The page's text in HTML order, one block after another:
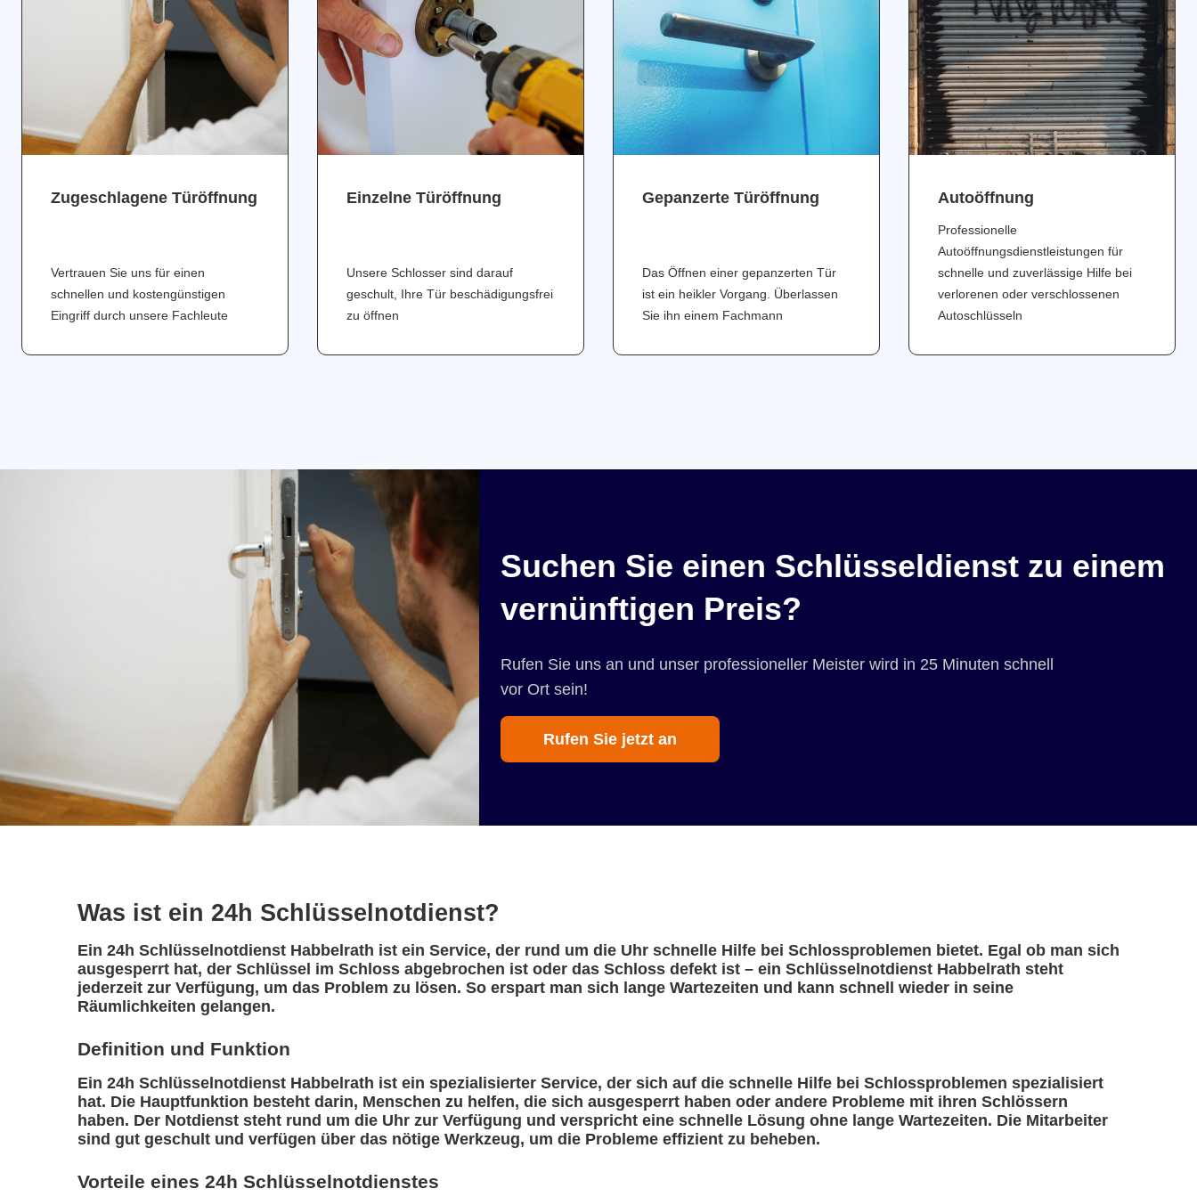
Zugeschlagene Türöffnung
Vertrauen Sie uns für einen
schnellen und kostengünstigen
Eingriff durch unsere Fachleute
Einzelne Türöffnung
Unsere Schlosser sind darauf
geschult, Ihre Tür beschädigungsfrei
zu öffnen
Gepanzerte Türöffnung
Das Öffnen einer gepanzerten Tür
ist ein heikler Vorgang. Überlassen
Sie ihn einem Fachmann
Аutoöffnung
Professionelle
Autoöffnungsdienstleistungen für
schnelle und zuverlässige Hilfe bei
verlorenen oder verschlossenen
Autoschlüsseln
Suchen Sie einen Schlüsseldienst zu einem
vernünftigen Preis?
Rufen Sie uns an und unser professioneller Meister wird in 25 Minuten schnell
vor Ort sein!
Rufen Sie jetzt an
Was ist ein 24h Schlüsselnotdienst?
Ein 24h Schlüsselnotdienst Habbelrath ist ein Service, der rund um die Uhr schnelle Hilfe bei Schlossproblemen bietet. Egal ob man sich
ausgesperrt hat, der Schlüssel im Schloss abgebrochen ist oder das Schloss defekt ist – ein Schlüsselnotdienst Habbelrath steht
jederzeit zur Verfügung, um das Problem zu lösen. So erspart man sich lange Wartezeiten und kann schnell wieder in seine
Räumlichkeiten gelangen.
Definition und Funktion
Ein 24h Schlüsselnotdienst Habbelrath ist ein spezialisierter Service, der sich auf die schnelle Hilfe bei Schlossproblemen spezialisiert
hat. Die Hauptfunktion besteht darin, Menschen zu helfen, die sich ausgesperrt haben oder andere Probleme mit ihren Schlössern
haben. Der Notdienst steht rund um die Uhr zur Verfügung und verspricht eine schnelle Lösung ohne lange Wartezeiten. Die Mitarbeiter
sind gut geschult und verfügen über das nötige Werkzeug, um die Probleme effizient zu beheben.
Vorteile eines 24h Schlüsselnotdienstes